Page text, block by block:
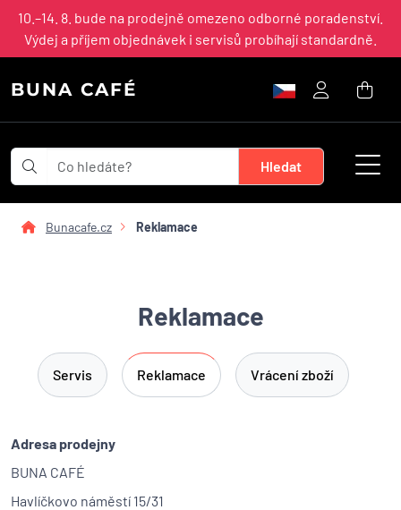
10.–14. 8. bude na prodejně omezeno odborné poradenství.
Výdej a příjem objednávek i servisů probíhají standardně.
BUNA CAFÉ
Bunacafe.cz Reklamace
Reklamace
Servis Reklamace Vrácení zboží
Adresa prodejny
BUNA CAFÉ
Havlíčkovo náměstí 15/31